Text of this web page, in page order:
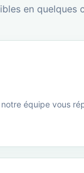
en quelques
équipe vous